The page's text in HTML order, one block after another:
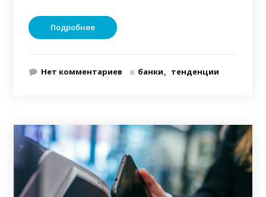
Подробнее
Нет комментариев в банки тенденции